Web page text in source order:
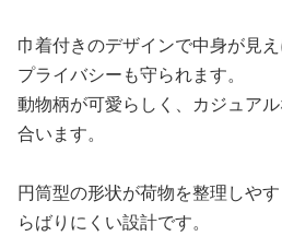
巾着付きのデザインで中身が見
プライバシーも守られます。
動物柄が可愛らしく、カジュア
合います。
円筒型の形状が荷物を整理しや
らばりにくい設計です。